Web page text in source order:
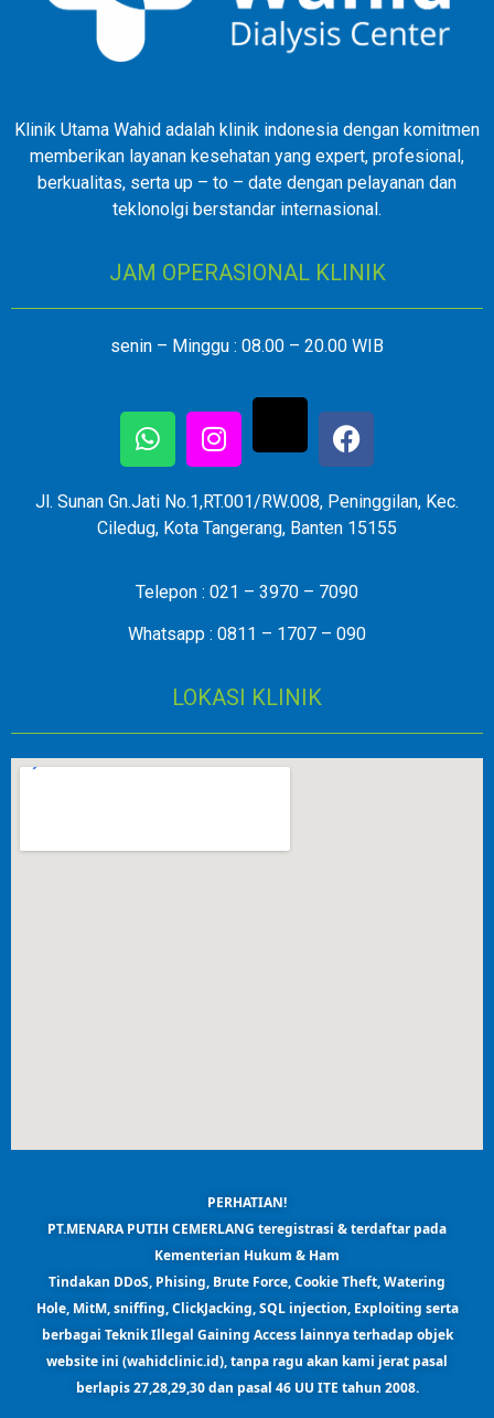
Klinik Utama Wahid adalah klinik indonesia dengan komitmen
memberikan layanan kesehatan yang expert, profesional,
berkualitas, serta up – to – date dengan pelayanan dan
teklonolgi berstandar internasional.
JAM OPERASIONAL KLINIK
senin – Minggu : 08.00 – 20.00 WIB
Jl. Sunan Gn.Jati No.1,RT.001/RW.008, Peninggilan, Kec.
Ciledug, Kota Tangerang, Banten 15155
Telepon : 021 – 3970 – 7090
Whatsapp : 0811 – 1707 – 090
LOKASI KLINIK
PERHATIAN!
PT.MENARA PUTIH CEMERLANG teregistrasi & terdaftar pada
Kementerian Hukum & Ham
Tindakan DDoS, Phising, Brute Force, Cookie Theft, Watering
Hole, MitM, sniffing, ClickJacking, SQL injection, Exploiting serta
berbagai Teknik Illegal Gaining Access lainnya terhadap objek
website ini (wahidclinic.id),tanpa ragu akan kami jerat pasal
berlapis 27,28,29,30 dan pasal 46 UU ITE tahun 2008.